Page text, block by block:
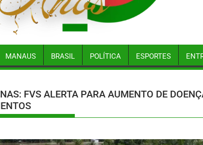
MANAUS BRASIL POLÍTICA ESPORTES
FVS ALERTA PARA AUMENTO DE